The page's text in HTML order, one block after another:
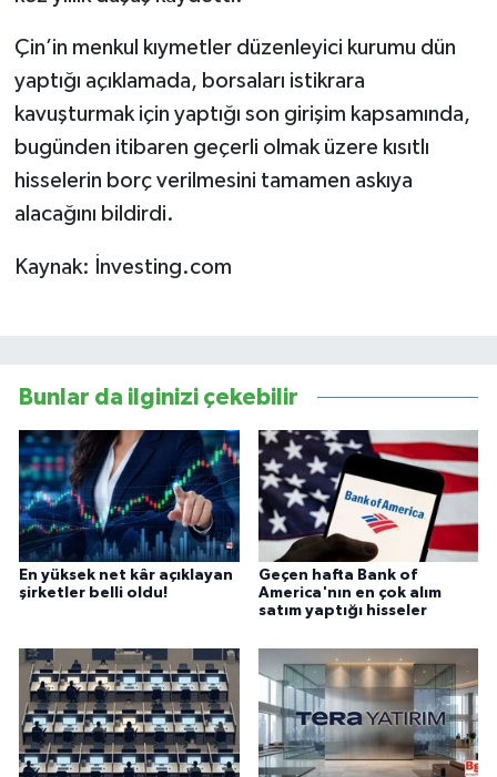
Çin’in menkul kıymetler düzenleyici kurumu dün
yaptığı açıklamada, borsaları istikrara
kavuşturmak için yaptığı son girişim kapsamında,
bugünden itibaren geçerli olmak üzere kısıtlı
hisselerin borç verilmesini tamamen askıya
alacağını bildirdi.
Kaynak: İnvesting.com
Bunlar da ilginizi çekebilir
En yüksek net kâr açıklayan
şirketler belli oldu!
Geçen hafta Bank of
America'nın en çok alım
satım yaptığı hisseler